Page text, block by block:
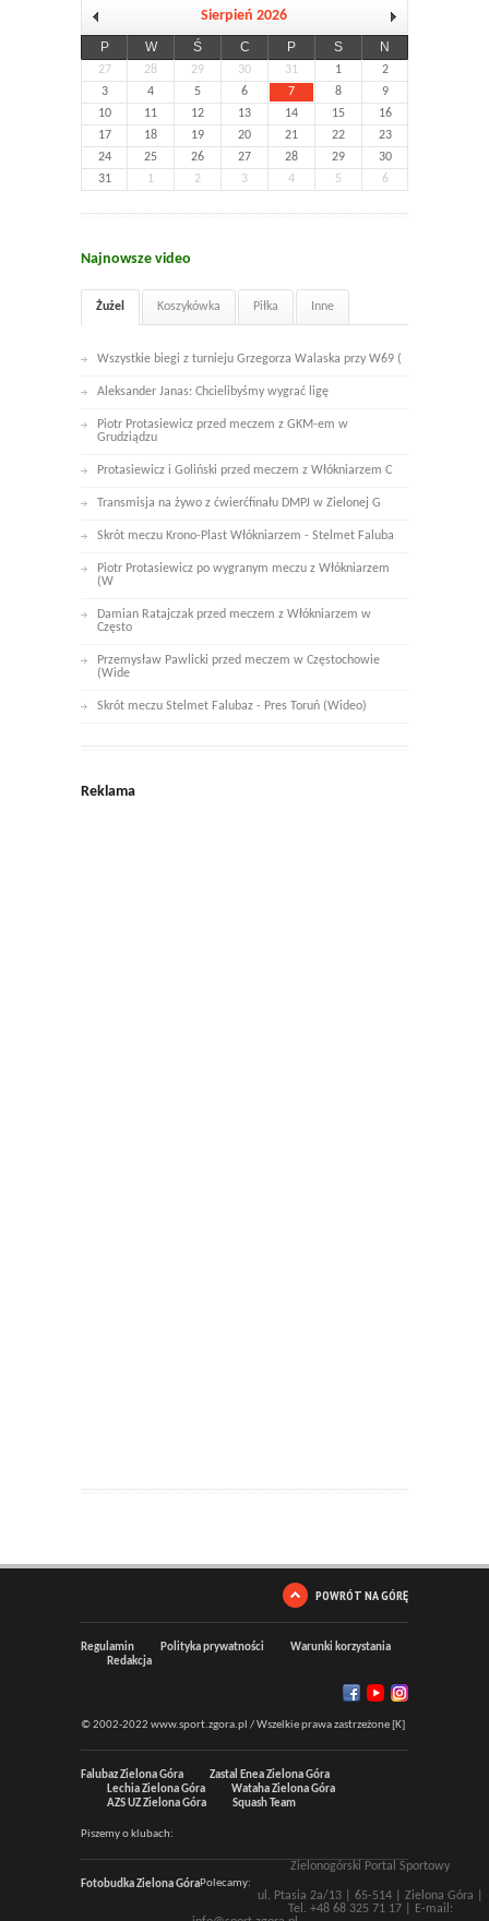
Sierpień 2026
P W Ś C P S N
27 28 29 30 31 1
2
3
4 5 6 7 8
9
10
11 12 13 14 15
16
17
18 19 20 21 22
23
24
25 26 27 28 29
30
31
1 2 3 4 5 6
Najnowsze video
Żużel Koszykówka Piłka Inne
Wszystkie biegi z turnieju Grzegorza Walaska przy W69 (
Aleksander Janas: Chcielibyśmy wygrać ligę
Piotr Protasiewicz przed meczem z GKM-em w
Grudziądzu
Protasiewicz i Goliński przed meczem z Włókniarzem C
Transmisja na żywo z ćwierćfinału DMPJ w Zielonej G
Skrót meczu Krono-Plast Włókniarzem - Stelmet Faluba
Piotr Protasiewicz po wygranym meczu z Włókniarzem
(W
Damian Ratajczak przed meczem z Włókniarzem w
Często
Przemysław Pawlicki przed meczem w Częstochowie
(Wide
Skrót meczu Stelmet Falubaz - Pres Toruń (Wideo)
Reklama
POWRÓT NA GÓRĘ
Regulamin Polityka prywatności
Warunki korzystania
Redakcja
© 2002-2022 www.sport.zgora.pl / Wszelkie prawa zastrzeżone [K]
Falubaz Zielona Góra
Zastal Enea Zielona Góra
Lechia Zielona Góra
Wataha Zielona Góra
AZS UZ Zielona Góra
Squash Team
Piszemy o klubach:
Fotobudka Zielona GóraPolecamy:
Zielonogórski Portal Sportowy
ul. Ptasia 2a/13 | 65-514| Zielona Góra
Tel. +48 68 325 71 17| E-mail: